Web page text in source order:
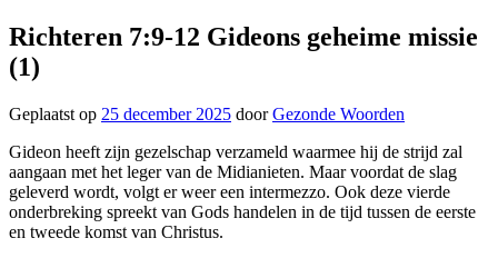
Richteren 7:9-12 Gideons geheime missie
(1)
Geplaatst op 25 december 2025 doorGezonde Woorden
Gideon heeft zijn gezelschap verzameld waarmee hij de strijd zal
aangaan met het leger van de Midianieten. Maar voordat de slag
geleverd wordt, volgt er weer een intermezzo. Ook deze vierde
onderbreking spreekt van Gods handelen in de tijd tussen de eerste
en tweede komst van Christus.